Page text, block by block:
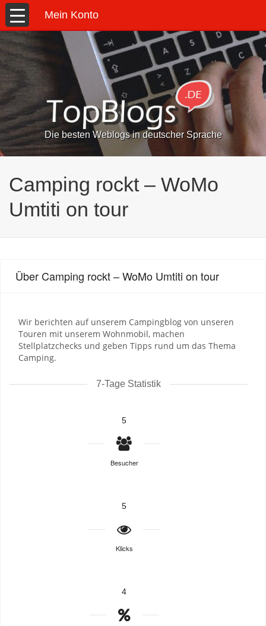
Mein Konto
Die besten Weblogs in deutscher Sprache
Camping rockt – WoMo
Umtiti on tour
Über Camping rockt – WoMo Umtiti on tour
Wir berichten auf unserem Campingblog von unseren
Touren mit unserem Wohnmobil, machen
Stellplatzchecks und geben Tipps rund um das Thema
Camping.
7-Tage Statistik
5
Besucher
5
Klicks
4